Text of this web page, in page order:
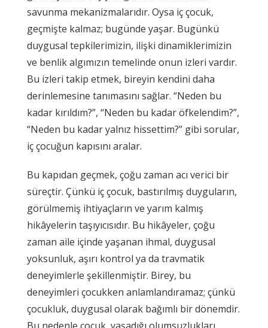
savunma mekanizmalarıdır. Oysa iç çocuk,
geçmişte kalmaz; bugünde yaşar. Bugünkü
duygusal tepkilerimizin, ilişki dinamiklerimizin
ve benlik algımızın temelinde onun izleri vardır.
Bu izleri takip etmek, bireyin kendini daha
derinlemesine tanımasını sağlar. “Neden bu
kadar kırıldım?”, “Neden bu kadar öfkelendim?”,
“Neden bu kadar yalnız hissettim?” gibi sorular,
iç çocuğun kapısını aralar.
Bu kapıdan geçmek, çoğu zaman acı verici bir
süreçtir. Çünkü iç çocuk, bastırılmış duyguların,
görülmemiş ihtiyaçların ve yarım kalmış
hikâyelerin taşıyıcısıdır. Bu hikâyeler, çoğu
zaman aile içinde yaşanan ihmal, duygusal
yoksunluk, aşırı kontrol ya da travmatik
deneyimlerle şekillenmiştir. Birey, bu
deneyimleri çocukken anlamlandıramaz; çünkü
çocukluk, duygusal olarak bağımlı bir dönemdir.